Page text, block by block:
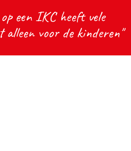
een IKC heeft vele
alleen voor de kinderen"